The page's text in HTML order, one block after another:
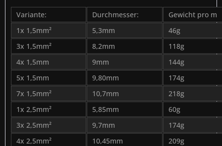
Variante: Durchmesser:
Gewicht pro m
1x 1,5mm²
5,3mm
46g
3x 1,5mm²
8,2mm
118g
4x 1,5mm
9mm
144g
5x 1,5mm
9,80mm
174g
7x 1,5mm²
10,7mm
218g
1x 2,5mm²
5,85mm
60g
3x 2,5mm²
9,7mm
174g
4x 2,5mm²
10,45mm
209g